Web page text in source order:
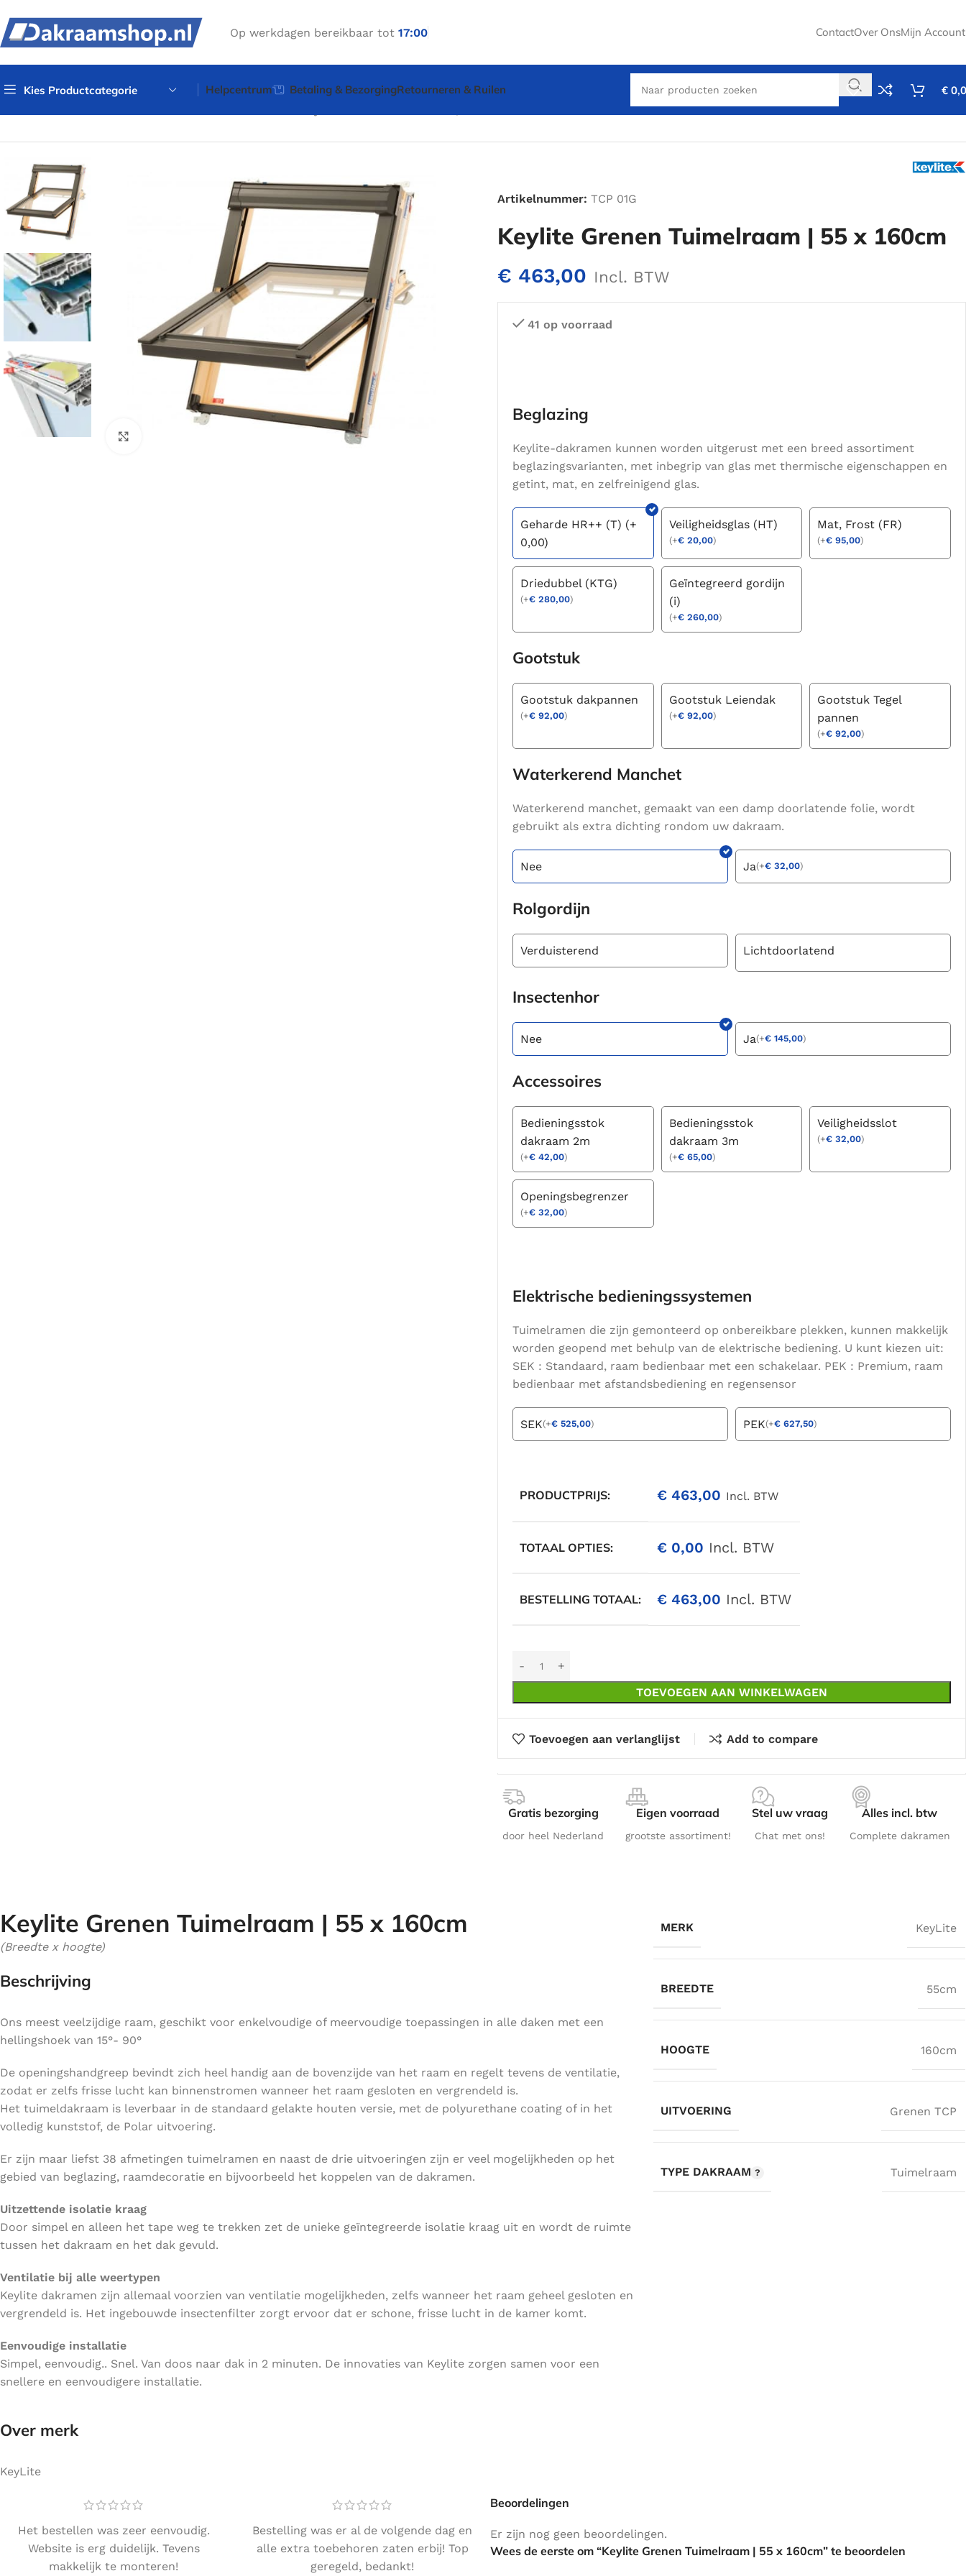
Op werkdagen bereikbaar tot 17:00 ContactOver OnsMijn Account
Kies Productcategorie Helpcentrum Betaling & BezorgingRetourneren & Ruilen €
Artikelnummer: TCP 01G
Keylite Grenen Tuimelraam | 55 x 160cm
€ 463,00 Incl. BTW
41 op voorraad
Beglazing
Keylite-dakramen kunnen worden uitgerust met een breed assortiment
beglazingsvarianten, met inbegrip van glas met thermische eigenschappen en
getint, mat, en zelfreinigend glas.
Geharde HR++ (T) (+
0,00)
Veiligheidsglas (HT)
(+€20,00)
Mat, Frost (FR)
(+€ 95,00)
Driedubbel (KTG)
(+€ 280,00)
Geïntegreerd gordijn
(i)
(+€260,00)
Gootstuk
Gootstuk dakpannen
(+€ 92,00)
Gootstuk Leiendak
(+€92,00)
Gootstuk Tegel
pannen
(+€ 92,00)
Waterkerend Manchet
Waterkerend manchet, gemaakt van een damp doorlatende folie, wordt
gebruikt als extra dichting rondom uw dakraam.
Nee Ja(+€ 32,00)
Rolgordijn
Verduisterend Lichtdoorlatend
Insectenhor
Nee Ja(+€ 145,00)
Accessoires
Bedieningsstok
dakraam 2m
(+€ 42,00)
Bedieningsstok
dakraam 3m
(+€65,00)
Veiligheidsslot
(+€ 32,00)
Openingsbegrenzer
(+€ 32,00)
Elektrische bedieningssystemen
Tuimelramen die zijn gemonteerd op onbereikbare plekken, kunnen makkelijk
worden geopend met behulp van de elektrische bediening. U kunt kiezen uit:
SEK : Standaard, raam bedienbaar met een schakelaar. PEK : Premium, raam
bedienbaar met afstandsbediening en regensensor
SEK(+€ 525,00) PEK(+€ 627,50)
PRODUCTPRIJS: € 463,00 Incl. BTW
TOTAAL OPTIES: € 0,00 Incl. BTW
BESTELLING TOTAAL: € 463,00 Incl. BTW
TOEVOEGEN AAN WINKELWAGEN
Toevoegen aan verlanglijst Add to compare
Gratis bezorging
door heel Nederland
Eigen voorraad
grootste assortiment!
Stel uw vraag
Chat met ons!
Alles incl. btw
Complete dakramen
Keylite Grenen Tuimelraam | 55 x 160cm
(Breedte x hoogte)
Beschrijving
Ons meest veelzijdige raam, geschikt voor enkelvoudige of meervoudige toepassingen in alle daken met een
hellingshoek van 15°- 90°
De openingshandgreep bevindt zich heel handig aan de bovenzijde van het raam en regelt tevens de ventilatie,
zodat er zelfs frisse lucht kan binnenstromen wanneer het raam gesloten en vergrendeld is.
Het tuimeldakraam is leverbaar in de standaard gelakte houten versie, met de polyurethane coating of in het
volledig kunststof, de Polar uitvoering.
Er zijn maar liefst 38 afmetingen tuimelramen en naast de drie uitvoeringen zijn er veel mogelijkheden op het
gebied van beglazing, raamdecoratie en bijvoorbeeld het koppelen van de dakramen.
Uitzettende isolatie kraag
Door simpel en alleen het tape weg te trekken zet de unieke geïntegreerde isolatie kraag uit en wordt de ruimte
tussen het dakraam en het dak gevuld.
Ventilatie bij alle weertypen
Keylite dakramen zijn allemaal voorzien van ventilatie mogelijkheden, zelfs wanneer het raam geheel gesloten en
vergrendeld is. Het ingebouwde insectenfilter zorgt ervoor dat er schone, frisse lucht in de kamer komt.
Eenvoudige installatie
Simpel, eenvoudig.. Snel. Van doos naar dak in 2 minuten. De innovaties van Keylite zorgen samen voor een
snellere en eenvoudigere installatie.
Over merk
KeyLite
MERK KeyLite
BREEDTE 55cm
HOOGTE 160cm
UITVOERING Grenen TCP
TYPE DAKRAAM Tuimelraam
Het bestellen was zeer eenvoudig.
Website is erg duidelijk. Tevens
makkelijk te monteren!
Bestelling was er al de volgende dag en
alle extra toebehoren zaten erbij! Top
geregeld, bedankt!
Beoordelingen
Er zijn nog geen beoordelingen.
Wees de eerste om “Keylite Grenen Tuimelraam | 55 x 160cm” te beoordelen